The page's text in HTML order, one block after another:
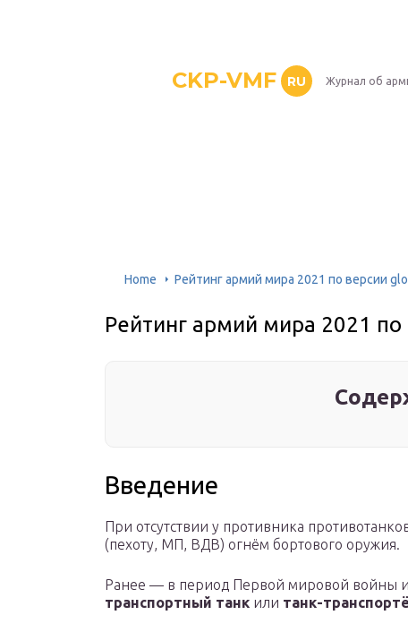
CKP-VMF RU Журнал об
Home Рейтинг армий мира 2021 по версии
Рейтинг армий мира 2021
Введение
При отсутствии у противника
(пехоту, МП, ВДВ) огнём бортового оружия.
Ранее — в период Первой мировой войны
транспортный танк или танк-